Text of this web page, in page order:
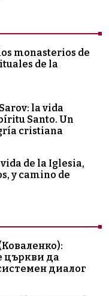
monasterios de
de la
la vida
Santo. Un
cristiana
de la Iglesia,
y camino de
църкви да
диалог